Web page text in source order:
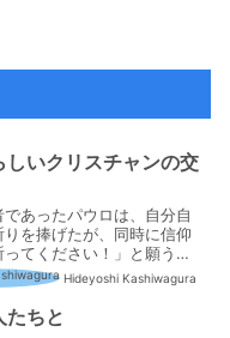
しいクリスチャンの交
あったパウロは、自分自
を捧げたが、同時に信仰
てください！」と願うこ
くなかった。いや、少な
ろか、宣教旅行のはじめ
た。しかも断食を伴うほ
日の母校訪...
Hideyoshi Kashiwagura
たちと